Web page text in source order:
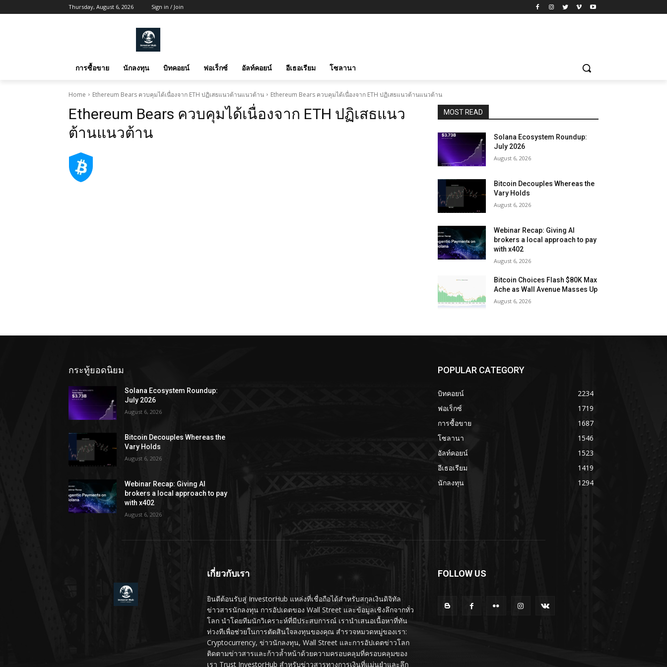
Thursday, August 6, 2026 Sign in / Join
การซื้อขาย นักลงทุน บิทคอยน์ ฟอเร็กซ์ อัลท์คอยน์ อีเธอเรียม โซลานา
Home Ethereum Bears ควบคุมได้เนื่องจาก ETH ปฏิเสธแนวต้านแนวต้าน Ethereum Bears ควบคุมได้เนื่องจาก ETH ปฏิเสธแนวต้านแนวต้าน
Ethereum Bears ควบคุมได้เนื่องจาก ETH ปฏิเสธแนว
ต้านแนวต้าน
MOST READ
Solana Ecosystem Roundup:
July 2026
August 6, 2026
Bitcoin Decouples Whereas the
Vary Holds
August 6, 2026
Webinar Recap: Giving AI
brokers a local approach to pay
with x402
August 6, 2026
Bitcoin Choices Flash $80K Max
Ache as Wall Avenue Masses Up
August 6, 2026
กระทู้ยอดนิยม
Solana Ecosystem Roundup:
July 2026
August 6, 2026
Bitcoin Decouples Whereas the
Vary Holds
August 6, 2026
Webinar Recap: Giving AI
brokers a local approach to pay
with x402
August 6, 2026
POPULAR CATEGORY
บิทคอยน์
2234
ฟอเร็กซ์
1719
การซื้อขาย
1687
โซลานา
1546
อัลท์คอยน์
1523
อีเธอเรียม
1419
นักลงทุน
1294
เกี่ยวกับเรา
ยินดีต้อนรับสู่ InvestorHub แหล่งที่เชื่อถือได้สำหรับสกุลเงินดิจิทัล
ข่าวสารนักลงทุน การอัปเดตของ Wall Street และข้อมูลเชิงลึกจากทั่ว
โลก นำโดยทีมนักวิเคราะห์ที่มีประสบการณ์ เรานำเสนอเนื้อหาที่ทัน
ท่วงทีเพื่อช่วยในการตัดสินใจลงทุนของคุณ สำรวจหมวดหมู่ของเรา:
Cryptocurrency, ข่าวนักลงทุน, Wall Street และการอัปเดตข่าวโลก
ติดตามข่าวสารและก้าวล้ำหน้าด้วยความครอบคลุมที่ครอบคลุมของ
เรา Trust InvestorHub สำหรับข่าวสารทางการเงินที่แม่นยำและลึก
FOLLOW US